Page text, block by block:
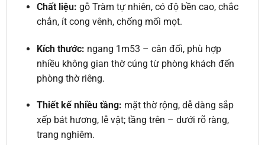
Chất liệu: gỗ Tràm tự nhiên, có độ bền cao, chắc
chắn, ít cong vênh, chống mối mọt.
Kích thước: ngang 1m53 – cân đối, phù hợp
nhiều không gian thờ cúng từ phòng khách đến
phòng thờ riêng.
Thiết kế nhiều tầng: mặt thờ rộng, dễ dàng sắp
xếp bát hương, lễ vật; tầng trên – dưới rõ ràng,
trang nghiêm.